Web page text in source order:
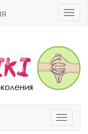
Toggle
,поиск